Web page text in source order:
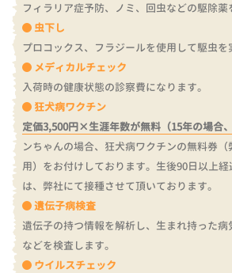
フィラリア症予防、ノミ、回虫などの駆除薬
虫下し
プロコックス、フラジールを使用して駆虫を
メディカルチェック
入荷時の健康状態の診察費になります。
狂犬病ワクチン
定価3,500円×生涯年数が無料（15年の場合、
ンちゃんの場合、狂犬病ワクチンの無料券
用）をお付けしております。 生後90日以上
は、弊社にて接種させて頂いております。
遺伝子病検査
遺伝子の持つ情報を解析し、生まれ持った
などを検査します。
ウイルスチェック